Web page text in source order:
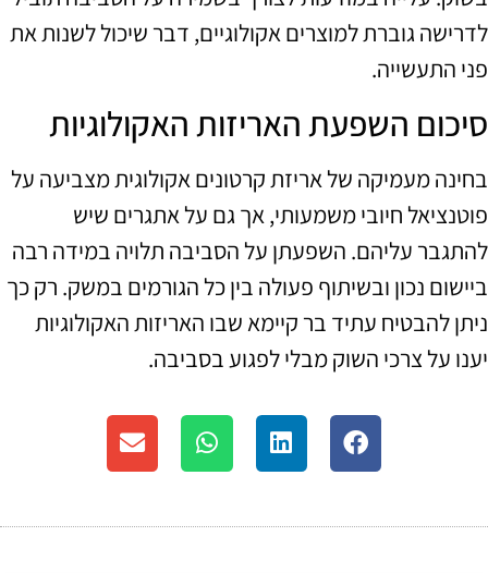
לדרישה גוברת למוצרים אקולוגיים, דבר שיכול לשנות את
פני התעשייה.
סיכום השפעת האריזות האקולוגיות
בחינה מעמיקה של אריזת קרטונים אקולוגית מצביעה על
פוטנציאל חיובי משמעותי, אך גם על אתגרים שיש
להתגבר עליהם. השפעתן על הסביבה תלויה במידה רבה
ביישום נכון ובשיתוף פעולה בין כל הגורמים במשק. רק כך
ניתן להבטיח עתיד בר קיימא שבו האריזות האקולוגיות
יענו על צרכי השוק מבלי לפגוע בסביבה.